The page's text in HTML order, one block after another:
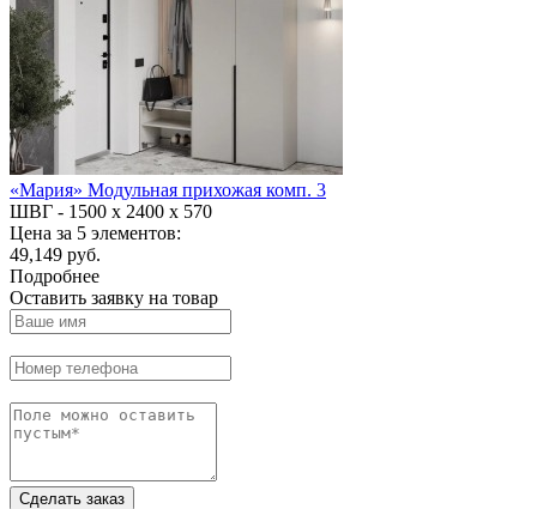
«Мария» Модульная прихожая комп. 3
ШВГ - 1500 х 2400 х 570
Цена за 5 элементов:
49,149 руб.
Подробнее
Оставить заявку на товар
Сделать заказ